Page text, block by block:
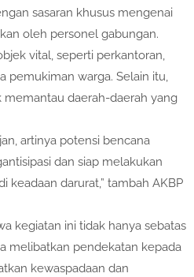
sasaran khusus mengenai
oleh personel gabungan.
vital, seperti perkantoran,
pemukiman warga. Selain itu,
daerah-daerah yang
artinya potensi bencana
dan siap melakukan
keadaan darurat,” tambah AKBP
kegiatan ini tidak hanya sebatas
melibatkan pendekatan kepada
kewaspadaan dan